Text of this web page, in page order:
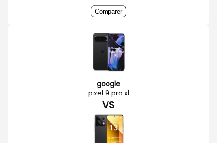
Comparer
google
pixel 9 pro xl
VS